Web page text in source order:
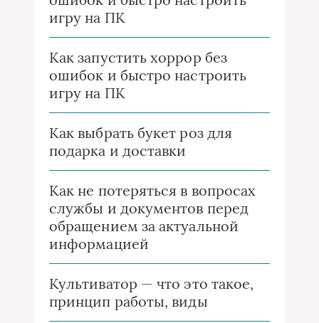
игру на ПК
Как запустить хоррор без
ошибок и быстро настроить
игру на ПК
Как выбрать букет роз для
подарка и доставки
Как не потеряться в вопросах
службы и документов перед
обращением за актуальной
информацией
Культиватор — что это такое,
принцип работы, виды